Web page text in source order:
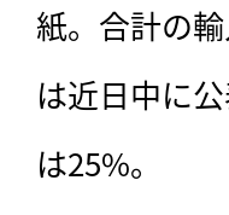
紙。合計の
は近日中に
は25%。